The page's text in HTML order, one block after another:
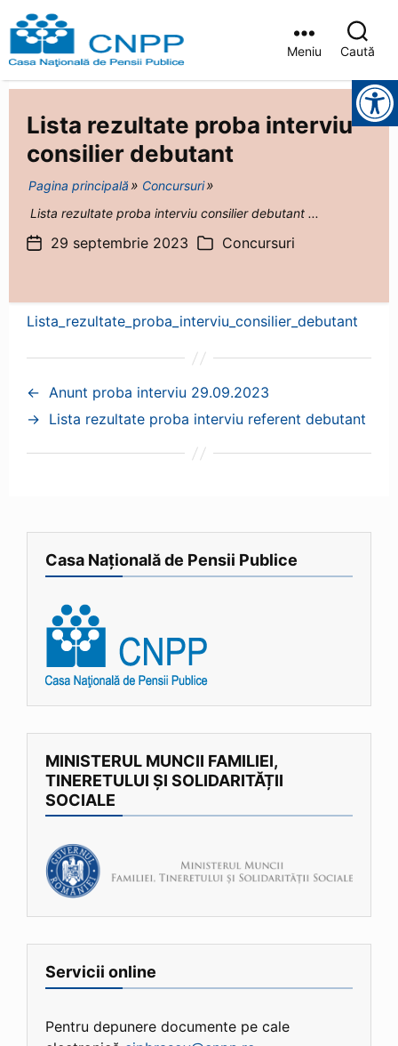
Județeană
Pensii
Brașov
Meniu Caută
Instrumente pentru accesibilitate
Lista rezultate proba interviu
consilier debutant
Pagina principală
Concursuri
Lista rezultate proba interviu consilier debutant ...
Dată29 septembrie 2023 Categorii
Concursuri
Lista_rezultate_proba_interviu_consilier_debutant
← Anunt proba interviu 29.09.2023
→ Lista rezultate proba interviu referent debutant
Casa Națională de Pensii Publice
MINISTERUL MUNCII FAMILIEI,
TINERETULUI ȘI SOLIDARITĂȚII
SOCIALE
Servicii online
Pentru depunere documente pe cale